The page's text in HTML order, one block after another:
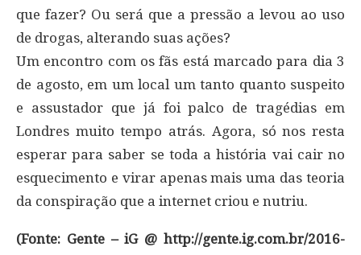
que fazer? Ou será que a pressão a levou ao uso
de drogas, alterando suas ações?
Um encontro com os fãs está marcado para dia 3
de agosto, em um local um tanto quanto suspeito
e assustador que já foi palco de tragédias em
Londres muito tempo atrás. Agora, só nos resta
esperar para saber se toda a história vai cair no
esquecimento e virar apenas mais uma das teoria
da conspiração que a internet criou e nutriu.
(Fonte: Gente – iG @ http://gente.ig.com.br/2016-